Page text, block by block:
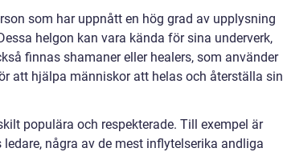
som har uppnått en hög grad av upplysning
helgon kan vara kända för sina underverk,
finnas shamaner eller healers, som använder
att hjälpa människor att helas och återställa sin
populära och respekterade. Till exempel är
några av de mest inflytelserika andliga